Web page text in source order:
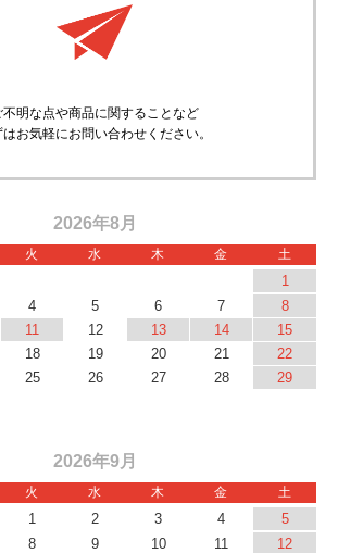
不明な点や商品に関することなど
はお気軽にお問い合わせください。
2026年8月
火 水 木 金 土
1
4 5 6 7
8
11 12 13 14
15
18 19 20 21
22
25 26 27 28
29
2026年9月
火 水 木 金 土
1 2 3 4
5
8 9 10 11
12